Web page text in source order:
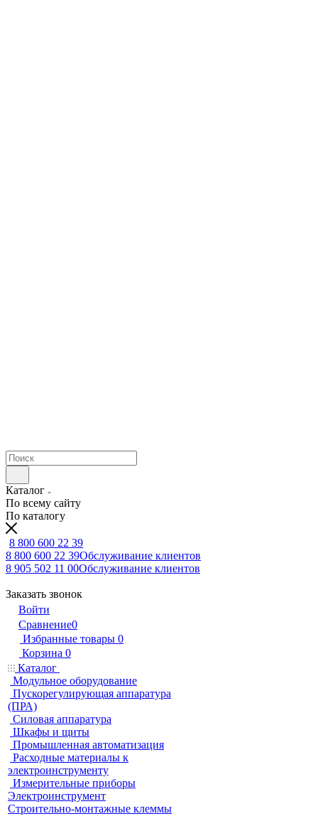
Каталог
По всему сайту
По каталогу
8 800 600 22 39
8 800 600 22 39Обслуживание клиентов
8 905 502 11 00Обслуживание клиентов
Заказать звонок
Войти
Сравнение0
Избранные товары 0
Корзина 0
Каталог
Модульное оборудование
Пускорегулирующая аппаратура
(ПРА)
Силовая аппаратура
Шкафы и щиты
Промышленная автоматизация
Расходные материалы к
электроинструменту
Измерительные приборы
Электроинструмент
Строительно-монтажные клеммы